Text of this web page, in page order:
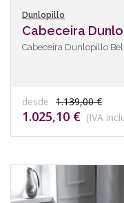
Dunlopillo
Cabeceira
Cabeceira Dunlopillo
desde 1.139,00 €
1.025,10 € (IVA